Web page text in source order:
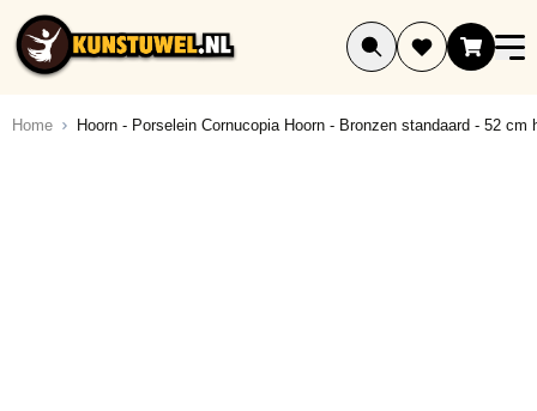
Ga naar de inhoud
Home Hoorn - Porselein Cornucopia Hoorn - Bronzen standaard - 52 cm